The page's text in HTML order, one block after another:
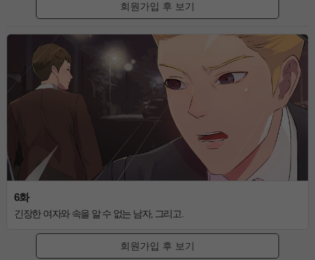
회원가입 후 보기
6화
긴장한 여자와 속을 알 수 없는 남자, 그리고.
회원가입 후 보기